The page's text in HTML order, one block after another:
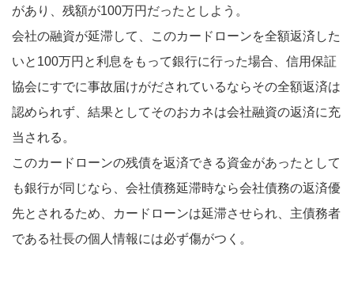
があり、残額が100万円だったとしよう。
会社の融資が延滞して、このカードローンを全額返済した
いと100万円と利息をもって銀行に行った場合、信用保証
協会にすでに事故届けがだされているならその全額返済は
認められず、結果としてそのおカネは会社融資の返済に充
当される。
このカードローンの残債を返済できる資金があったとして
も銀行が同じなら、会社債務延滞時なら会社債務の返済優
先とされるため、カードローンは延滞させられ、主債務者
である社長の個人情報には必ず傷がつく。